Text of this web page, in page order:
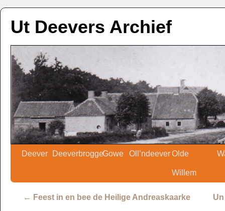
Ut Deevers Archief
Deever DeeverbroggeGowe Oll’ndeeverOlde
Willem
← Feest in en bee de Heilige Andreaskaarke